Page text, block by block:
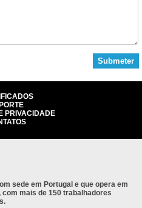
Submeter
PRIVACIDADE
sede em Portugal e que opera em
mais de 150 trabalhadores